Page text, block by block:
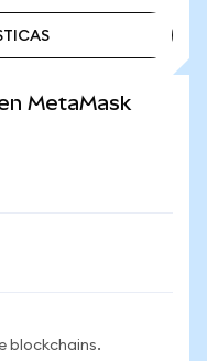
MetaMask
blockchains.